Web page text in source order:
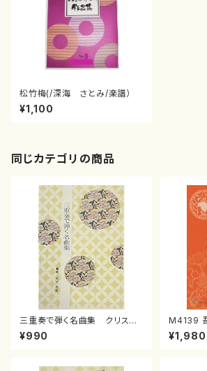
松竹梅(/深海 さとみ/楽譜）
¥1,100
同じカテゴリの商品
三重奏で弾く名曲集 クリスマ
スメドレー( 箏2/大平光美 編
曲/楽譜）
¥990
M4139
（箏/宮城
箏曲古典
¥1,980